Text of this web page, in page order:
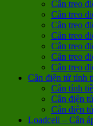
Cân treo
Cân treo
Cân treo
Cân treo
Cân treo
Cân treo
Cân treo
Cân điện tử tính
Cân tính
Cân điện
Cân điện
Loadcell – Cân